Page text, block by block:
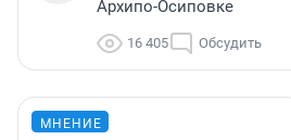
Архипо-Осиповке
16 405 Обсудить
МНЕНИЕ